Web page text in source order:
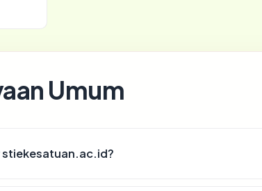
Umum
stiekesatuan.ac.id?